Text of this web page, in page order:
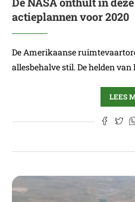
actieplannen voor 2020
De Amerikaanse
allesbehalve stil. De helden
LEES